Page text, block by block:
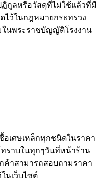
ฏิกูลหรือวัสดุที่ไม่ใช้แล้วที่มี
ว้ในกฎหมายกระทรวง
ในพระราชบัญญัติโรงงาน
เศษเหล็กทุกชนิดในราคา
ราบในทุกๆวันที่หน้าร้าน
ค้าสามารถสอบถามราคา
นเว็บไซต์